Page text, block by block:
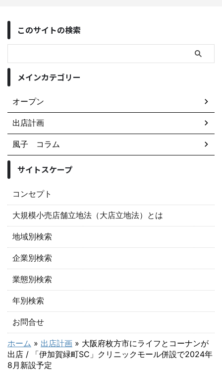
このサイトの検索
メインカテゴリー
オープン
出店計画
風子 コラム
サイトスケープ
コンセプト
大規模小売店舗立地法（大店立地法）とは
地域別検索
企業別検索
業態別検索
年別検索
お問合せ
ホーム » 出店計画 » 大阪府枚方市にライフとコーナンが
出店 / 「伊加賀緑町SC」クリニックモール併設で2024年
8月新設予定